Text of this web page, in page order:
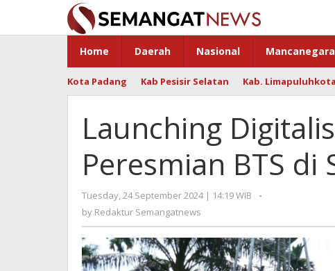
content
Home Daerah Nasional Mancanegara
Kota Padang Kab Pesisir Selatan Kab. Limapuluhkota
Launching
Peresmian BTS di
Tuesday, 24 September 2024 | 14:19 WIB
by
-
by Redaktur Semangatnews